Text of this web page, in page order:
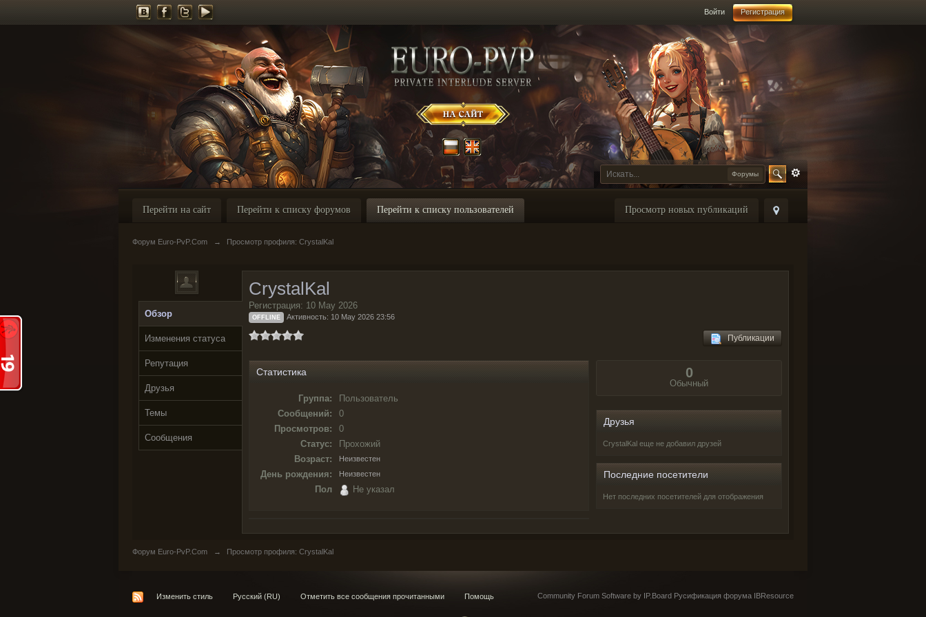
Войти Регистрация
Форумы
Просмотр новых публикаций
Перейти на сайт Перейти к списку форумов Перейти к списку пользователей
Форум Euro-PvP.Com → Просмотр профиля: CrystalKal
Обзор
Изменения статуса
Репутация
Друзья
Темы
Сообщения
CrystalKal
Регистрация: 10 May 2026
OFFLINE Активность: 10 May 2026 23:56
Публикации
Статистика
Группа:
Пользователь
Сообщений:
0
Просмотров:
0
Статус:
Прохожий
Возраст:
Неизвестен
День рождения: Неизвестен
Пол Не указал
0
Обычный
Друзья
CrystalKal еще не добавил друзей
Последние посетители
Нет последних посетителей для отображения
Форум Euro-PvP.Com → Просмотр профиля: CrystalKal
Изменить стиль Русский (RU) Отметить все сообщения прочитанными Помощь Community Forum Software by IP.Board Русификация форума IBResource